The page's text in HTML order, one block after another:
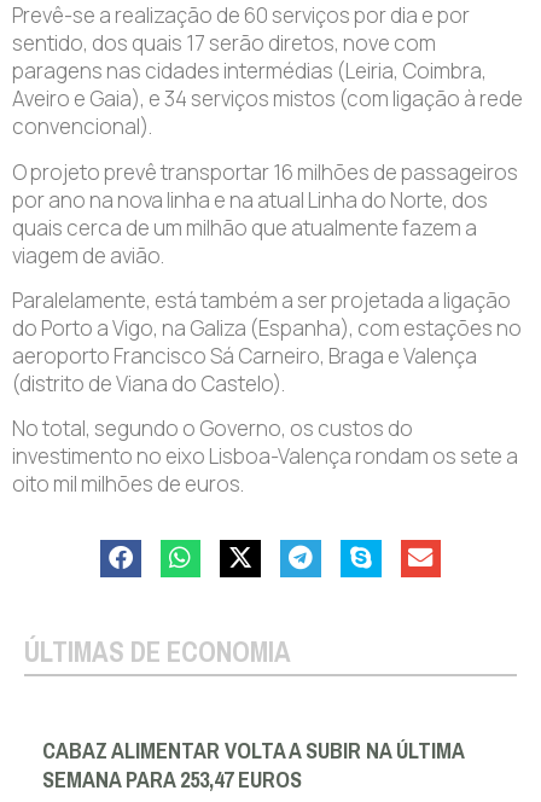
Prevê-se a realização de 60 serviços por dia e por
sentido, dos quais 17 serão diretos, nove com
paragens nas cidades intermédias (Leiria, Coimbra,
Aveiro e Gaia), e 34 serviços mistos (com ligação à rede
convencional).
O projeto prevê transportar 16 milhões de passageiros
por ano na nova linha e na atual Linha do Norte, dos
quais cerca de um milhão que atualmente fazem a
viagem de avião.
Paralelamente, está também a ser projetada a ligação
do Porto a Vigo, na Galiza (Espanha), com estações no
aeroporto Francisco Sá Carneiro, Braga e Valença
(distrito de Viana do Castelo).
No total, segundo o Governo, os custos do
investimento no eixo Lisboa-Valença rondam os sete a
oito mil milhões de euros.
ÚLTIMAS DE ECONOMIA
CABAZ ALIMENTAR VOLTA A SUBIR NA ÚLTIMA
SEMANA PARA 253,47 EUROS